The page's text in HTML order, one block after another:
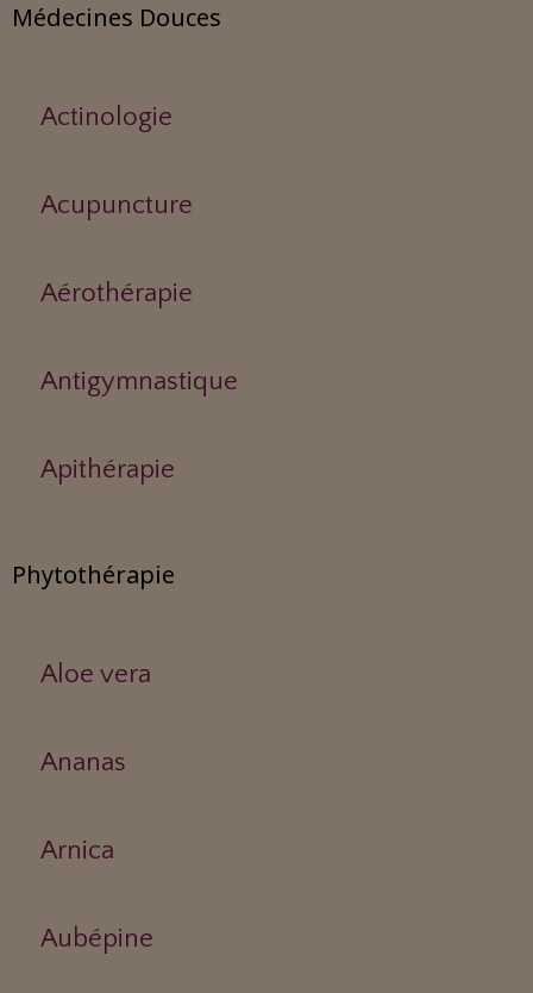
Médecines Douces
Actinologie
Acupuncture
Aérothérapie
Antigymnastique
Apithérapie
Phytothérapie
Aloe vera
Ananas
Arnica
Aubépine